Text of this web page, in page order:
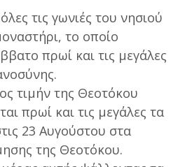
τις γωνιές του νησιού
το οποίο
πρωί και τις μεγάλες
τιμήν της Θεοτόκου
πρωί και τις μεγάλες τα
23 Αυγούστου στα
της Θεοτόκου.